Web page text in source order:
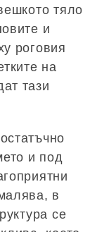
тяло
и
роговия
на
тази
и под
в
се